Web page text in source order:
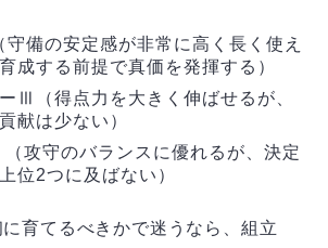
備の安定感が非常に高く長く使え
成する前提で真価を発揮する）
Ⅲ（得点力を大きく伸ばせるが、
献は少ない）
攻守のバランスに優れるが、決定
位2つに及ばない）
育てるべきかで迷うなら、組立